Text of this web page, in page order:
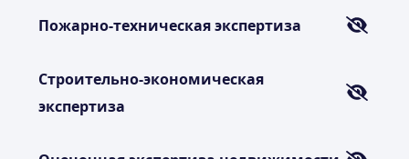
Пожарно-техническая экспертиза
Строительно-экономическая
экспертиза